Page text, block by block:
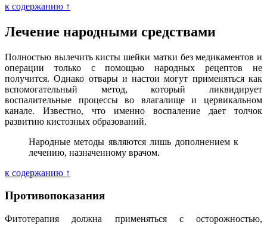
к содержанию ↑
Лечение народными средствами
Полностью вылечить кисты шейки матки без медикаментов и
операции только с помощью народных рецептов не
получится. Однако отвары и настои могут применяться как
вспомогательный метод, который ликвидирует
воспалительные процессы во влагалище и цервикальном
канале. Известно, что именно воспаление дает толчок
развитию кистозных образований.
Народные методы являются лишь дополнением к
лечению, назначенному врачом.
к содержанию ↑
Противопоказания
Фитотерапия должна применяться с осторожностью,